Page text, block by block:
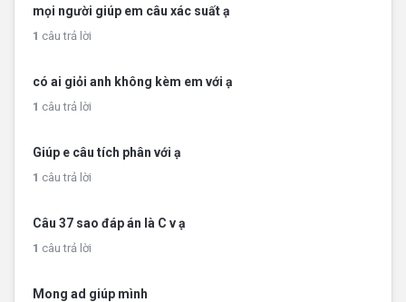
mọi người giúp em câu xác suất ạ
1 câu trả lời
có ai giỏi anh không kèm em với ạ
1 câu trả lời
Giúp e câu tích phân với ạ
1 câu trả lời
Câu 37 sao đáp án là C v ạ
1 câu trả lời
Mong ad giúp mình